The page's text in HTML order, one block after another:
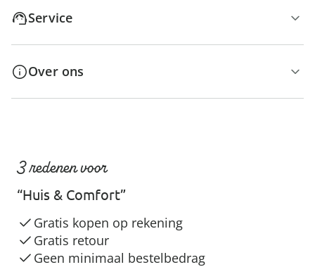
Service
Over ons
3 redenen voor
“Huis & Comfort”
Gratis kopen op rekening
Gratis retour
Geen minimaal bestelbedrag